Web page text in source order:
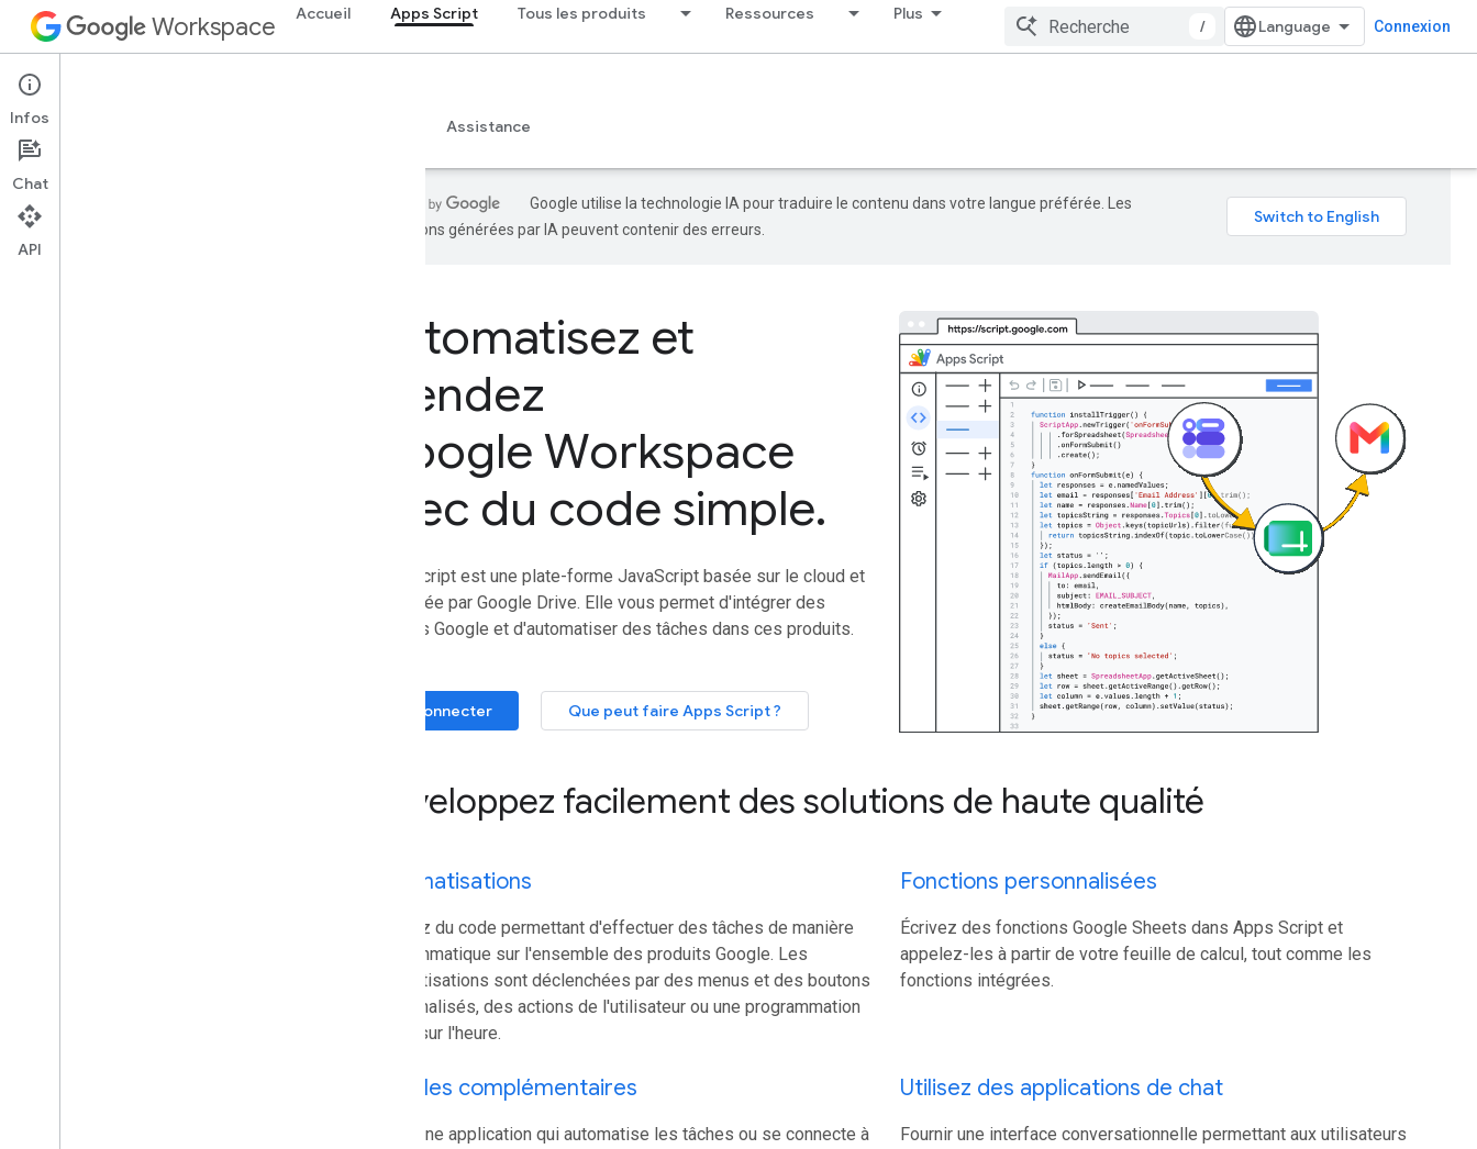
Workspace Accueil Apps Script Tous les produits Ressources Plus
/ Connexion
Apps Script
Aperçu Assistance
Google utilise la technologie IA pour traduire le contenu dans votre langue préférée. Les
traductions générées par IA peuvent contenir des erreurs.
Automatisez et
étendez
Google Workspace
avec du code simple.
Apps Script est une plate-forme JavaScript basée sur le cloud et
optimisée par Google Drive. Elle vous permet d'intégrer des
produits Google et d'automatiser des tâches dans ces produits.
Se connecter Que peut faire Apps Script ?
Développez facilement des solutions de haute qualité
Automatisations
Rédigez du code permettant d'effectuer des tâches de manière
programmatique sur l'ensemble des produits Google. Les
automatisations sont déclenchées par des menus et des boutons
personnalisés, des actions de l'utilisateur ou une programmation
basée sur l'heure.
Fonctions personnalisées
Écrivez des fonctions Google Sheets dans Apps Script et
appelez-les à partir de votre feuille de calcul, tout comme les
fonctions intégrées.
Modules complémentaires
Créez une application qui automatise les tâches ou se connecte à
Utilisez des applications de chat
Fournir une interface conversationnelle permettant aux utilisateurs
Infos
Chat
API